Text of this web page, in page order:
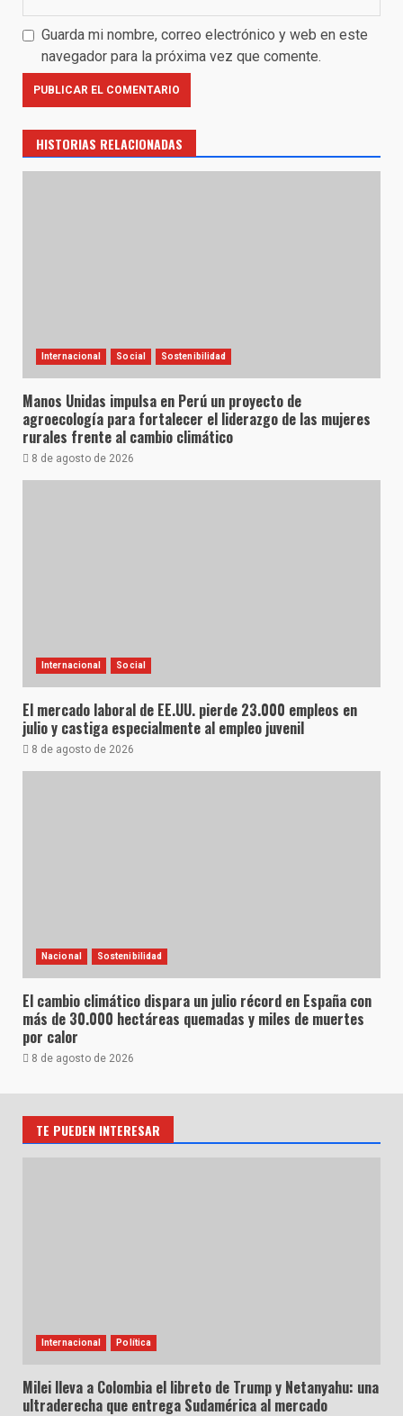
Guarda mi nombre, correo electrónico y web en este
navegador para la próxima vez que comente.
HISTORIAS RELACIONADAS
Internacional Social Sostenibilidad
Manos Unidas impulsa en Perú un proyecto de
agroecología para fortalecer el liderazgo de las mujeres
rurales frente al cambio climático
8 de agosto de 2026
Internacional Social
El mercado laboral de EE.UU. pierde 23.000 empleos en
julio y castiga especialmente al empleo juvenil
8 de agosto de 2026
Nacional Sostenibilidad
El cambio climático dispara un julio récord en España con
más de 30.000 hectáreas quemadas y miles de muertes
por calor
8 de agosto de 2026
TE PUEDEN INTERESAR
Internacional Política
Milei lleva a Colombia el libreto de Trump y Netanyahu: una
ultraderecha que entrega Sudamérica al mercado